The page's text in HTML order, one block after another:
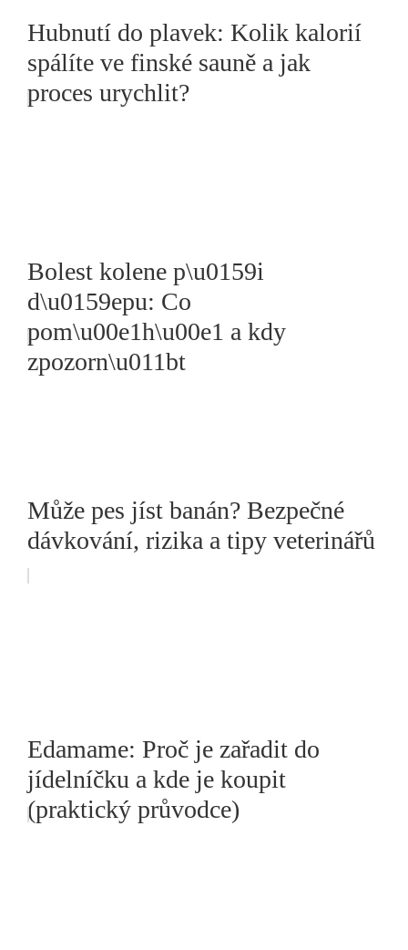
Hubnutí do plavek: Kolik kalorií
spálíte ve finské sauně a jak
proces urychlit?
Bolest kolene p\u0159i
d\u0159epu: Co
pom\u00e1h\u00e1 a kdy
zpozorn\u011bt
Může pes jíst banán? Bezpečné
dávkování, rizika a tipy veterinářů
Edamame: Proč je zařadit do
jídelníčku a kde je koupit
(praktický průvodce)